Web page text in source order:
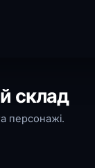
склад
персонажі.